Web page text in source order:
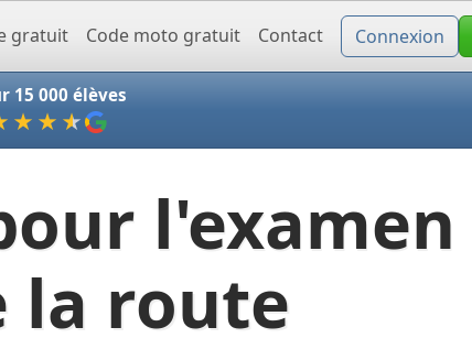
gratuit Code moto gratuit Contact Connexion
15 000 élèves
★
l'examen
la route